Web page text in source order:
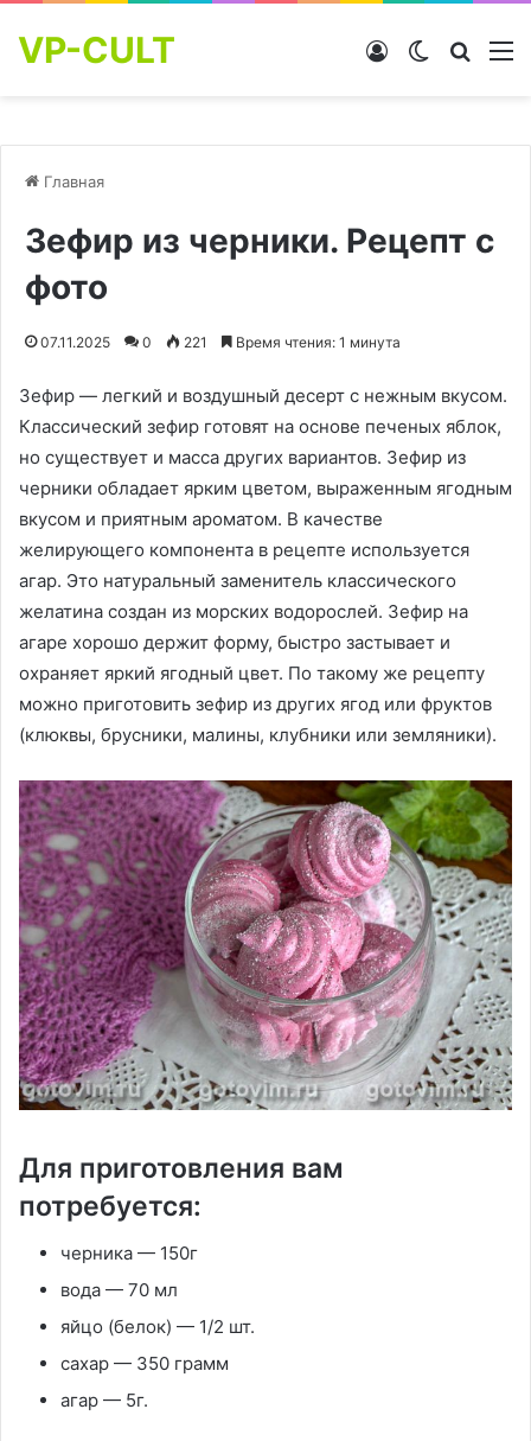
VP-CULT Switch skin
Войти
Главная
Зефир из черники. Рецепт с
фото
07.11.2025 0 221 Время чтения: 1 минута
Зефир — легкий и воздушный десерт с нежным вкусом.
Классический зефир готовят на основе печеных яблок,
но существует и масса других вариантов. Зефир из
черники обладает ярким цветом, выраженным ягодным
вкусом и приятным ароматом. В качестве
желирующего компонента в рецепте используется
агар. Это натуральный заменитель классического
желатина создан из морских водорослей. Зефир на
агаре хорошо держит форму, быстро застывает и
охраняет яркий ягодный цвет. По такому же рецепту
можно приготовить зефир из других ягод или фруктов
(клюквы, брусники, малины, клубники или земляники).
Для приготовления вам
потребуется:
черника — 150г
вода — 70 мл
яйцо (белок) — 1/2 шт.
сахар — 350 грамм
агар — 5г.